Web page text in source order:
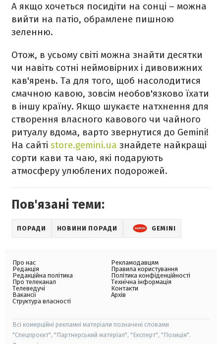
А якщо хочеться посидіти на сонці – можна
вийти на патіо, обрамлене пишною
зеленню.
Отож, в усьому світі можна знайти десятки
чи навіть сотні неймовірних і дивовижних
кав'ярень. Та для того, щоб насолодитися
смачною кавою, зовсім необов'язково їхати
в іншу країну. Якщо шукаєте натхнення для
створення власного кавового чи чайного
ритуалу вдома, варто звернутися до Gemini!
На сайті store.gemini.ua знайдете найкращі
сорти кави та чаю, які подарують
атмосферу улюблених подорожей.
Пов'язані теми:
ПОРАДИ НОВИНИ ПОРАДИ GEMINI
Про нас
Редакція
Редакційна політика
Про телеканал
Телеведучі
Вакансії
Структура власності
Рекламодавцям
Правила користування
Політика конфіденційності
Технічна інформація
Контакти
Архів
Всі комерційні рекламні матеріали позначені словами
"Спецпроєкт", "Партнерський матеріал", "Експерт", "Позиція".